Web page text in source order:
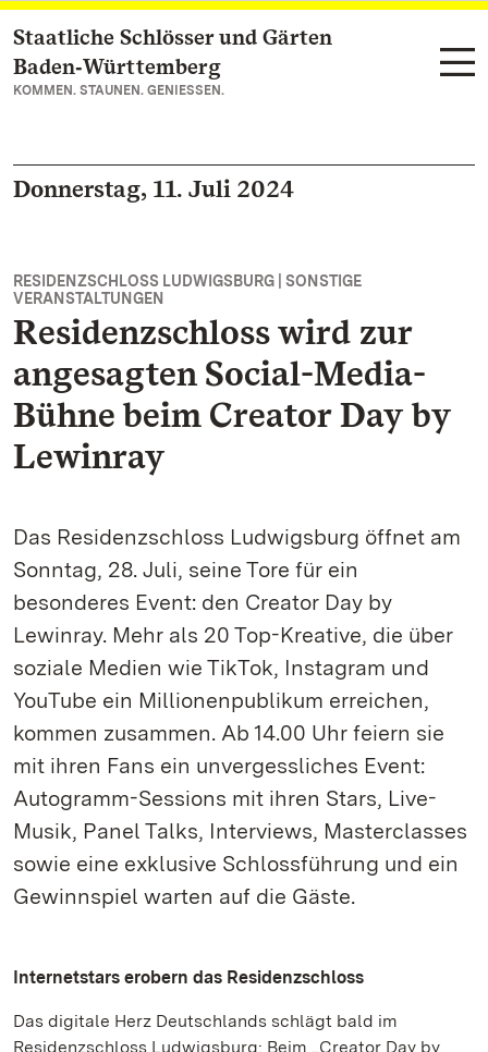
Zum Hauptinhalt springen
Staatliche Schlösser und Gärten
Baden‑Württemberg
KOMMEN. STAUNEN. GENIESSEN.
Donnerstag, 11. Juli 2024
RESIDENZSCHLOSS LUDWIGSBURG | SONSTIGE
VERANSTALTUNGEN
Residenzschloss wird zur
angesagten Social-Media-
Bühne beim Creator Day by
Lewinray
Das Residenzschloss Ludwigsburg öffnet am
Sonntag, 28. Juli, seine Tore für ein
besonderes Event: den Creator Day by
Lewinray. Mehr als 20 Top-Kreative, die über
soziale Medien wie TikTok, Instagram und
YouTube ein Millionenpublikum erreichen,
kommen zusammen. Ab 14.00 Uhr feiern sie
mit ihren Fans ein unvergessliches Event:
Autogramm-Sessions mit ihren Stars, Live-
Musik, Panel Talks, Interviews, Masterclasses
sowie eine exklusive Schlossführung und ein
Gewinnspiel warten auf die Gäste.
Internetstars erobern das Residenzschloss
Das digitale Herz Deutschlands schlägt bald im
Residenzschloss Ludwigsburg: Beim „Creator Day by